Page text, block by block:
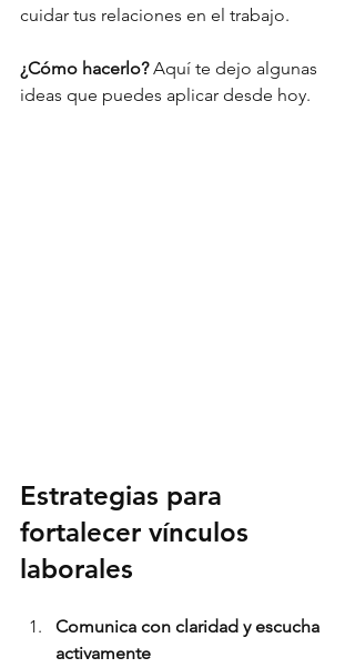
cuidar tus relaciones en el trabajo.
¿Cómo hacerlo? Aquí te dejo algunas
ideas que puedes aplicar desde hoy.
Estrategias para
fortalecer vínculos
laborales
Comunica con claridad y escucha
activamente